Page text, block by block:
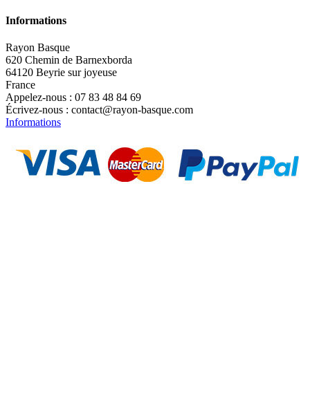
Informations
Rayon Basque
620 Chemin de Barnexborda
64120 Beyrie sur joyeuse
France
Appelez-nous : 07 83 48 84 69
Écrivez-nous : contact@rayon-basque.com
Informations